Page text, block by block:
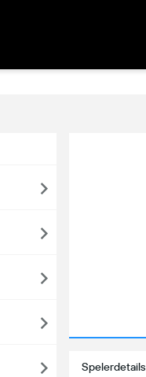
Spelerdetails